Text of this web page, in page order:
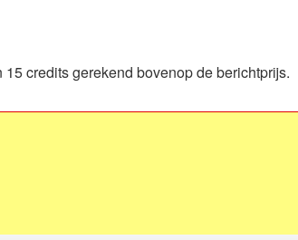
credits gerekend bovenop de berichtprijs.